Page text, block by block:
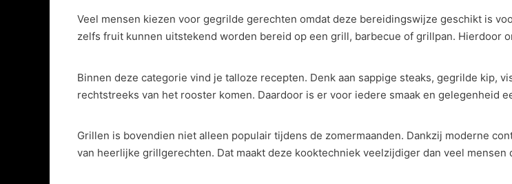
Veel mensen kiezen voor gegrilde gerechten omdat deze bereidingswijze geschikt is
zelfs fruit kunnen uitstekend worden bereid op een grill, barbecue of grillpan. Hierdoor
Binnen deze categorie vind je talloze recepten. Denk aan sappige steaks, gegrilde kip,
rechtstreeks van het rooster komen. Daardoor is er voor iedere smaak en gelegenheid
Grillen is bovendien niet alleen populair tijdens de zomermaanden. Dankzij moderne
van heerlijke grillgerechten. Dat maakt deze kooktechniek veelzijdiger dan veel mensen